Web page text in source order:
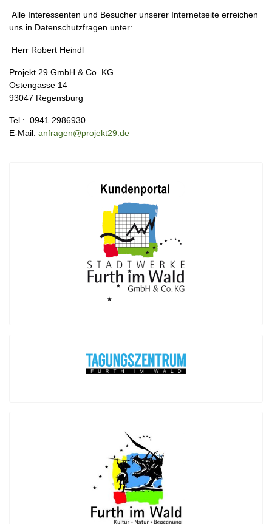
Alle Interessenten und Besucher unserer Internetseite erreichen
uns in Datenschutzfragen unter:
Herr Robert Heindl
Projekt 29 GmbH & Co. KG
Ostengasse 14
93047 Regensburg
Tel.: 0941 2986930
E-Mail: anfragen@projekt29.de